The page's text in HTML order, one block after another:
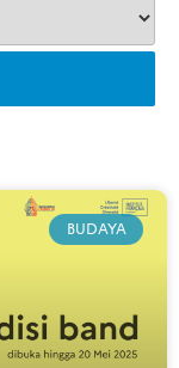
BUDAYA